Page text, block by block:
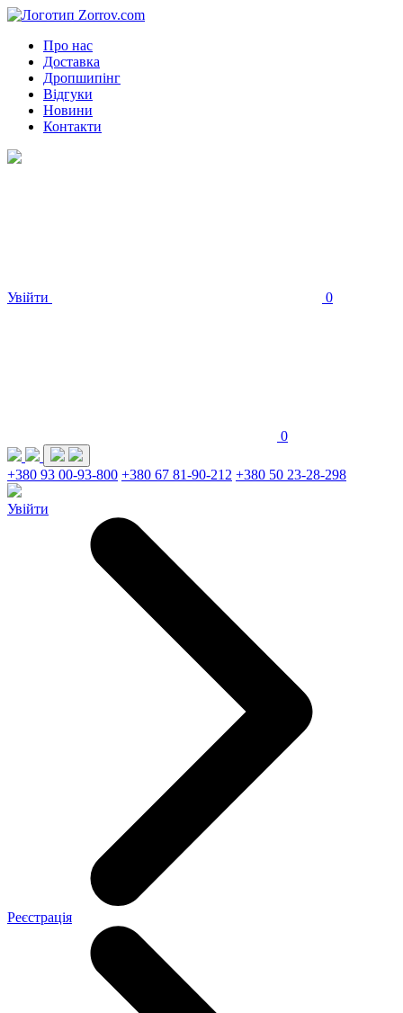
Про нас
Доставка
Дропшипінг
Відгуки
Новини
Контакти
Увійти 0
0
+380 93 00-93-800 +380 67 81-90-212 +380 50 23-28-298
Увійти
Реєстрація